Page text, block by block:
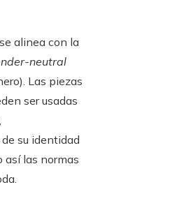
alinea con la
neutral
Las piezas
ser usadas
su identidad
así las normas